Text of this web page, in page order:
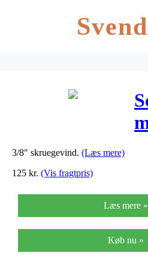
3/8″ skruegevind. (Læs mere)
125 kr. (Vis fragtpris)
Læs mere »
Køb nu »